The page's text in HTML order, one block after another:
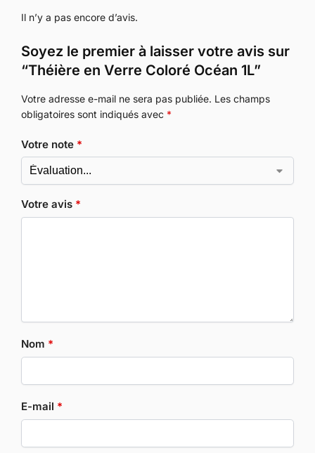
Il n’y a pas encore d’avis.
Soyez le premier à laisser votre avis sur
“Théière en Verre Coloré Océan 1L”
Votre adresse e-mail ne sera pas publiée. Les champs
obligatoires sont indiqués avec *
Votre note *
Votre avis *
Nom *
E-mail *